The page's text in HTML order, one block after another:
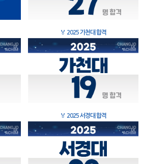
🏅 2025 가천대 합격
🏅 2025 서경대 합격